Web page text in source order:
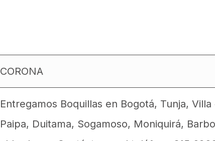
CORONA
Entregamos Boquillas en Bogotá, Tunja, Villa
Paipa, Duitama, Sogamoso, Moniquirá,